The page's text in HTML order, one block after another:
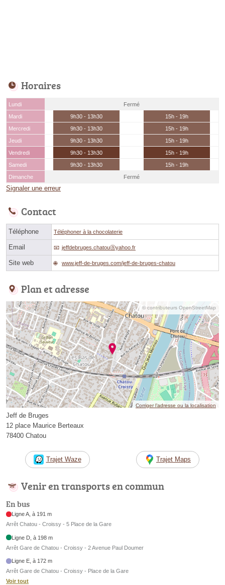
Horaires
Lundi
Fermé
Mardi
9h30 - 13h30
15h - 19h
Mercredi
9h30 - 13h30
15h - 19h
Jeudi
9h30 - 13h30
15h - 19h
Vendredi
9h30 - 13h30
15h - 19h
Samedi
9h30 - 13h30
15h - 19h
Dimanche
Fermé
Signaler une erreur
Contact
Téléphone Téléphoner à la chocolaterie
Email jeffdebruges.chatouⓐyahoo.fr
Site web www.jeff-de-bruges.com/jeff-de-bruges-chatou
Plan et adresse
© contributeurs OpenStreetMap
Corriger l’adresse ou la localisation
Jeff de Bruges
12 place Maurice Berteaux
78400 Chatou
Trajet Waze Trajet Maps
Venir en transports en commun
En bus
Ligne A, à 191 m
Arrêt Chatou - Croissy - 5 Place de la Gare
Ligne D, à 198 m
Arrêt Gare de Chatou - Croissy - 2 Avenue Paul Doumer
Ligne E, à 172 m
Arrêt Gare de Chatou - Croissy - Place de la Gare
Voir tout